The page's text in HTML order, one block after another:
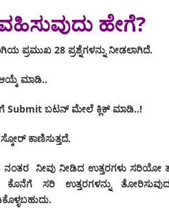
ಹೇಗೆ?
ಪ್ರಮುಖ 28 ಪ್ರಶ್ನೆಗಳನ್ನು ನೀಡಲಾಗಿದೆ.
ಆಯ್ಕೆ ಮಾಡಿ..
Submit ಬಟನ್ ಮೇಲೆ ಕ್ಲಿಕ್ ಮಾಡಿ..!
ಕಾಣಿಸುತ್ತದೆ.
ನಂತರ ನೀವು ನೀಡಿದ ಉತ್ತರಗಳು ಸರಿಯೋ
ಕೊನೆಗೆ ಸರಿ ಉತ್ತರಗಳನ್ನು